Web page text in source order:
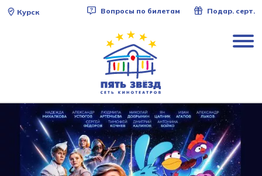
Курск Вопросы по билетам Подар. серт.